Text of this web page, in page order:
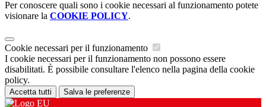
Per conoscere quali sono i cookie necessari al funzionamento potete
visionare la COOKIE POLICY.
Cookie necessari per il funzionamento
I cookie necessari per il funzionamento non possono essere
disabilitati. È possibile consultare l'elenco nella pagina della cookie
policy.
Accetta tutti Salva le preferenze